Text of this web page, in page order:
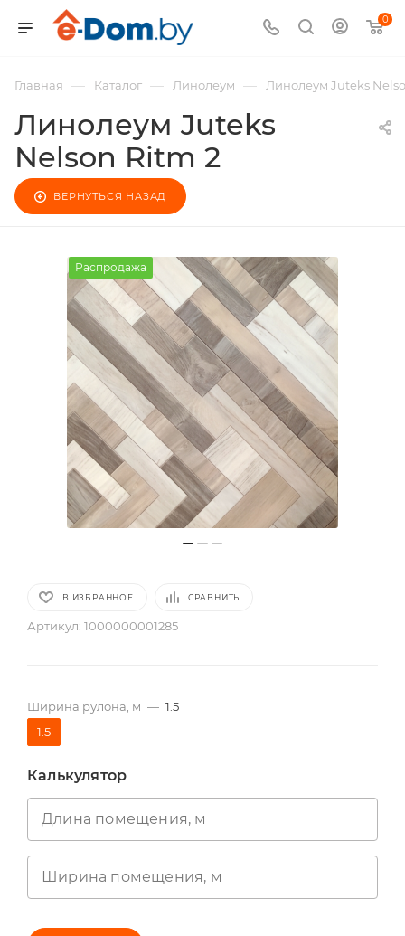
0
Главная — Каталог — Линолеум — Линолеум Juteks
Линолеум Juteks
Nelson Ritm 2
ВЕРНУТЬСЯ НАЗАД
Распродажа
В ИЗБРАННОЕ СРАВНИТЬ
Артикул: 1000000001285
Ширина рулона, м — 1.5
1.5
Калькулятор
Длина помещения, м
Ширина помещения, м